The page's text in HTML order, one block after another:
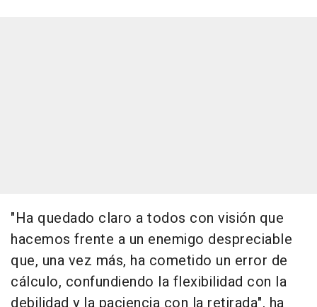
"Ha quedado claro a todos con visión que
hacemos frente a un enemigo despreciable
que, una vez más, ha cometido un error de
cálculo, confundiendo la flexibilidad con la